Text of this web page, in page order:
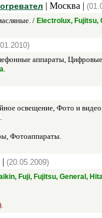
| Москва |
/ Electrolux, Fujitsu,
аппараты,
.
освещение, Фото и
.
Фотоаппараты.
(20.05.2009)
Fuji, Fujitsu, General,